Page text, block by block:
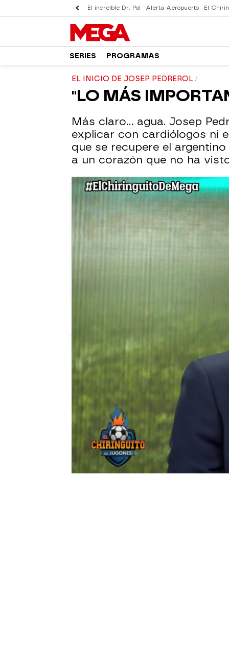
El increíble Dr. Pol Alerta Aeropuerto El
SERIES PROGRAMAS
EL INICIO DE JOSEP PEDREROL
"LO MÁS
Más claro... agua. Josep
explicar con cardiólogos ni
que se recupere el
a un corazón que no ha
El Chiringuito
Madrid
Publicado: 02 de noviembre de 2021,
Josep Pedrerol